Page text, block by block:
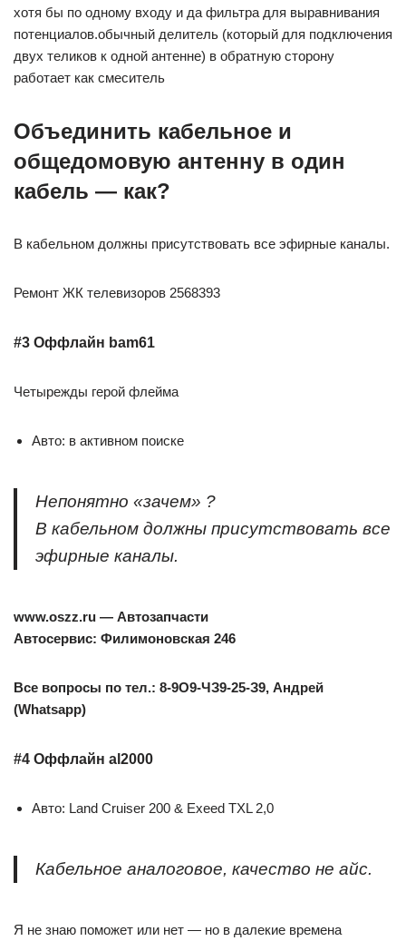
хотя бы по одному входу и да фильтра для выравнивания
потенциалов.обычный делитель (который для подключения
двух теликов к одной антенне) в обратную сторону
работает как смеситель
Объединить кабельное и
общедомовую антенну в один
кабель — как?
В кабельном должны присутствовать все эфирные каналы.
Ремонт ЖК телевизоров 2568393
#3 Оффлайн bam61
Четырежды герой флейма
Авто: в активном поиске
Непонятно «зачем» ?
В кабельном должны присутствовать все
эфирные каналы.
www.oszz.ru — Автозапчасти
Автосервис: Филимоновская 246
Все вопросы по тел.: 8-9О9-ЧЗ9-25-З9, Андрей
(Whatsapp)
#4 Оффлайн al2000
Авто: Land Cruiser 200 & Exeed TXL 2,0
Кабельное аналоговое, качество не айс.
Я не знаю поможет или нет — но в далекие времена